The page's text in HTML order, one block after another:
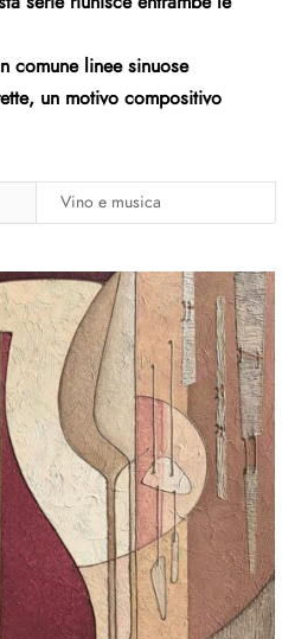
comune linee sinuose
un motivo compositivo
Vino e musica